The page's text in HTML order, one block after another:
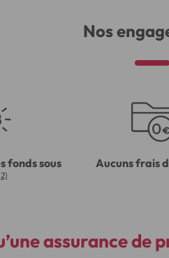
Nos
fonds sous
Aucuns frais
assurance de